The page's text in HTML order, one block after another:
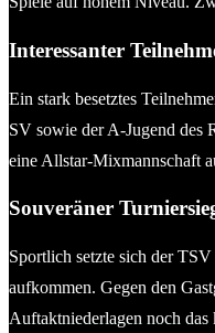
Interessanter
Ein stark besetztes
SV sowie der A-Jugend des
eine Allstar-Mixmannschaft
Souveräner
Sportlich setzte sich der
aufkommen. Gegen den
Auftaktniederlagen noch